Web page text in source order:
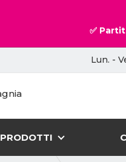
✅
Lun. -
PRODOTTI